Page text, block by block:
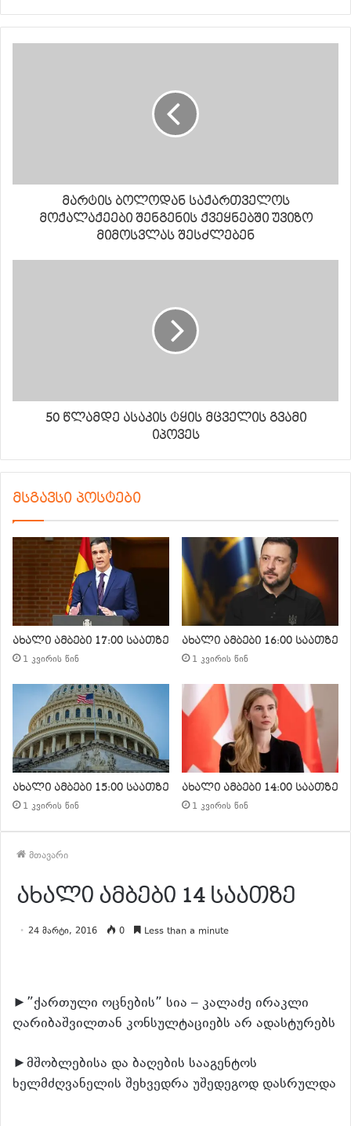
მარტის ბოლოდან საქართველოს
მოქალაქეები შენგენის ქვეყნებში უვიზო
მიმოსვლას შესძლებენ
50 წლამდე ასაკის ტყის მცველის გვამი
იპოვეს
მსგავსი პოსტები
ახალი ამბები 17:00 საათზე
1 კვირის წინ
ახალი ამბები 16:00 საათზე
1 კვირის წინ
ახალი ამბები 15:00 საათზე
1 კვირის წინ
ახალი ამბები 14:00 საათზე
1 კვირის წინ
მთავარი
ახალი ამბები 14 საათზე
24 მარტი, 2016 0 Less than a minute
►”ქართული ოცნების” სია – კალაძე ირაკლი
ღარიბაშვილთან კონსულტაციებს არ ადასტურებს
►მშობლებისა და ბაღების სააგენტოს
ხელმძღვანელის შეხვედრა უშედეგოდ დასრულდა